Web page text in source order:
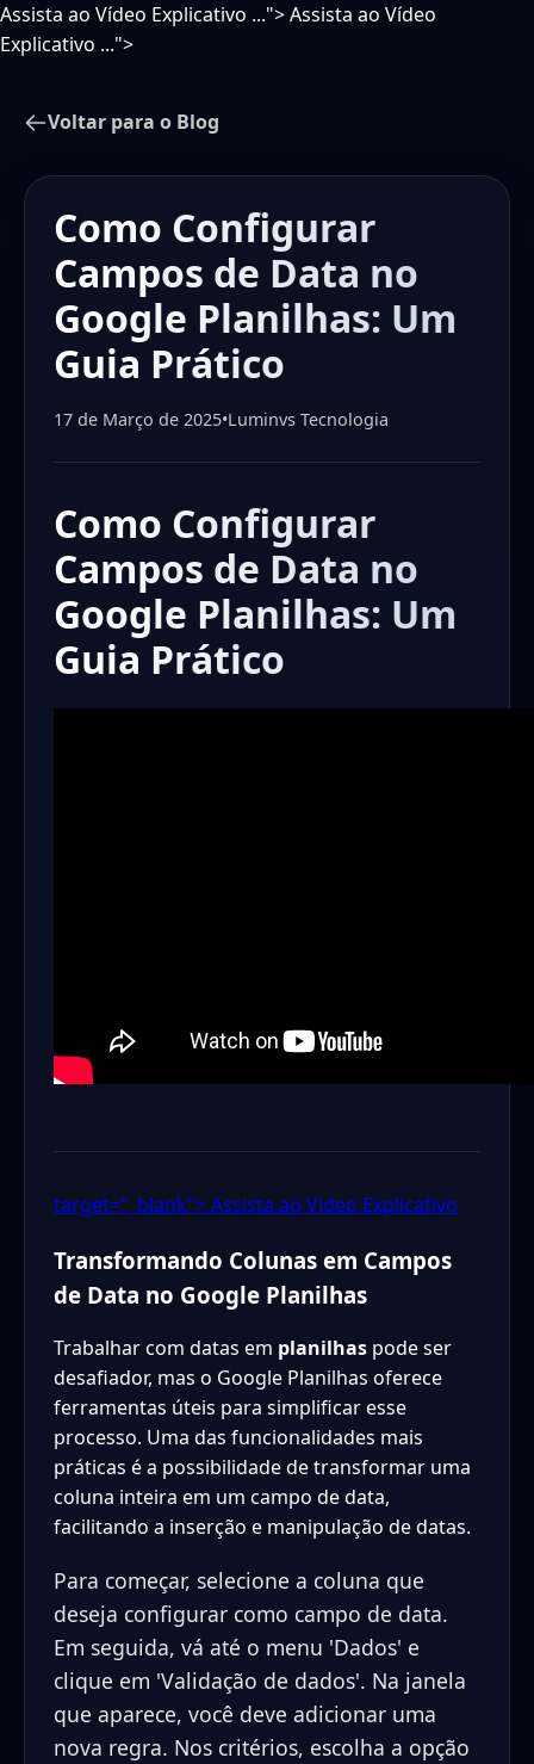
Assista ao Vídeo Explicativo ...">Assista ao Vídeo
Explicativo ...">
Voltar para o Blog
Como Configurar
Campos de Data no
Google Planilhas: Um
Guia Prático
17 de Março de 2025•Luminvs Tecnologia
Como Configurar
Campos de Data no
Google Planilhas: Um
Guia Prático
target="_blank"> Assista ao Vídeo Explicativo
Transformando Colunas em Campos
de Data no Google Planilhas
Trabalhar com datas em planilhas pode ser
desafiador, mas o Google Planilhas oferece
ferramentas úteis para simplificar esse
processo. Uma das funcionalidades mais
práticas é a possibilidade de transformar uma
coluna inteira em um campo de data,
facilitando a inserção e manipulação de datas.
Para começar, selecione a coluna que
deseja configurar como campo de data.
Em seguida, vá até o menu 'Dados' e
clique em 'Validação de dados'. Na janela
que aparece, você deve adicionar uma
nova regra. Nos critérios, escolha a opção